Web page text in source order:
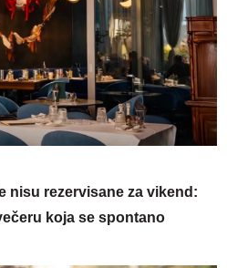
nisu rezervisane za vikend:
koja se spontano